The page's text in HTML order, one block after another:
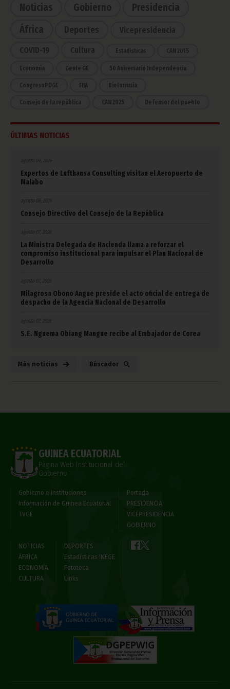
Noticias Gobierno
Presidencia
África
Deportes Vicepresidencia
COVID-19 Cultura Estadísticas CAN 2015
Economía Gente GE 50 Aniversario Independencia
CongresoPDGE FIJA Bielorrusia
Consejo de la república CAN 2025 Defensor del pueblo
ÚLTIMAS NOTICIAS
agosto 09, 2026
Expertos de Lufthansa Consulting visitan el Aeropuerto de
Malabo
agosto 08, 2026
Consejo Directivo del Consejo de la República
agosto 07, 2026
La Ministra Delegada de Hacienda llama a reforzar el
compromiso institucional para impulsar el Plan Nacional de
Desarrollo
agosto 07, 2026
Milagrosa Obono Angue preside el acto oficial de entrega de
despacho de la Agencia Nacional de Desarrollo
agosto 07, 2026
S.E. Nguema Obiang Mangue recibe al Embajador de Corea
Más noticias Búscador
GUINEA ECUATORIAL
Página Web Institucional del
Gobierno
Gobierno e Instituciones
Información de Guinea Ecuatorial
TVGE
Portada
PRESIDENCIA
VICEPRESIDENCIA
GOBIERNO
NOTICIAS
ÁFRICA
ECONOMÍA
CULTURA
DEPORTES
Estadísticas INEGE
Fototeca
Links